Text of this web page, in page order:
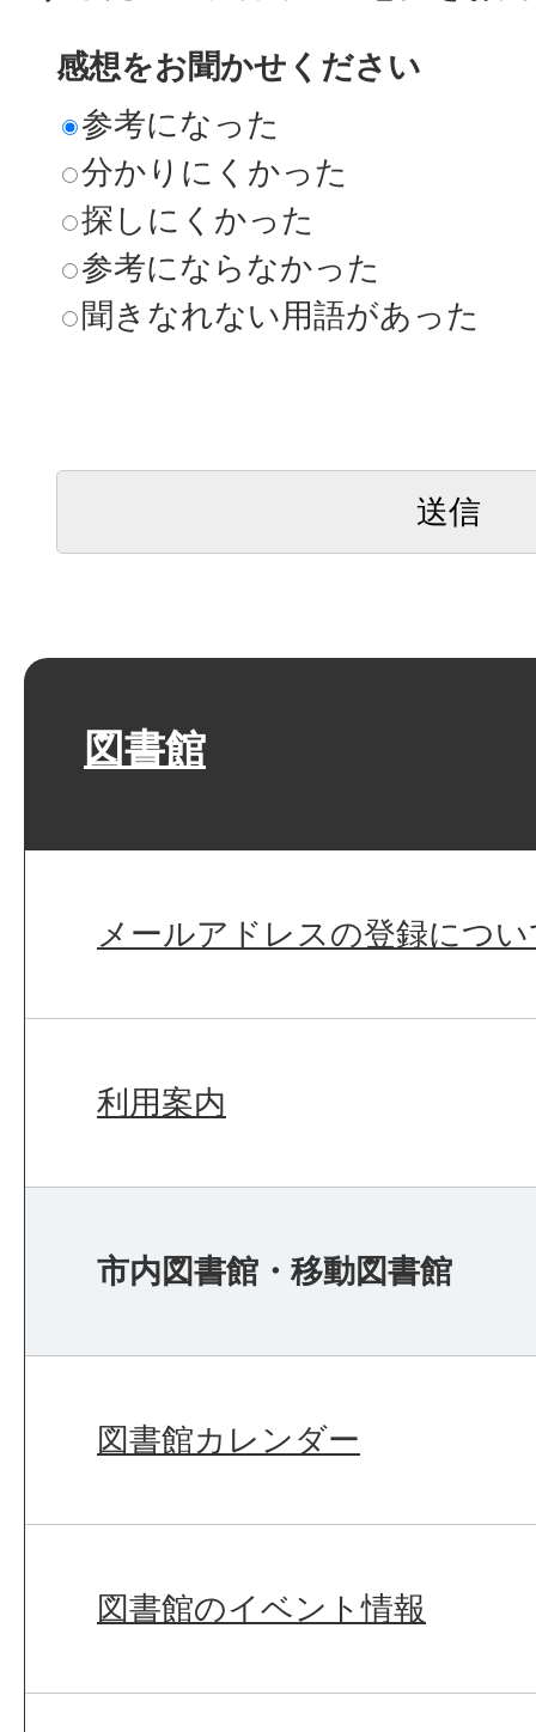
感想をお聞かせください
参考になった
分かりにくかった
探しにくかった
参考にならなかった
聞きなれない用語があった
図書館
メールアドレスの登録につ
利用案内
市内図書館・移動図書館
図書館カレンダー
図書館のイベント情報